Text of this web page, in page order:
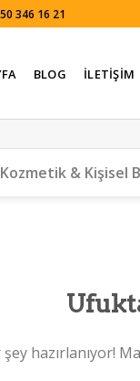
346 16 21
BLOG İLETIŞIM
Kozmetik & Kişisel
hazırlanıyor!